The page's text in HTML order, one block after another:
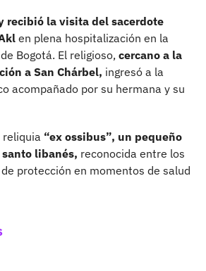
recibió la visita del sacerdote
en plena hospitalización en la
Bogotá. El religioso, cercano a la
a San Chárbel, ingresó a la
acompañado por su hermana y su
reliquia “ex ossibus”, un pequeño
libanés, reconocida entre los
protección en momentos de salud